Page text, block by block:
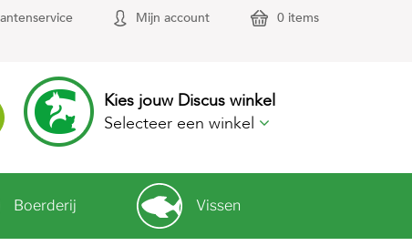
Mijn account 0 items
Kies jouw Discus winkel
Selecteer een winkel
Boerderij Vissen